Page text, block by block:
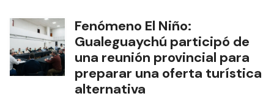
Fenómeno El Niño:
Gualeguaychú participó de
una reunión provincial para
preparar una oferta turística
alternativa